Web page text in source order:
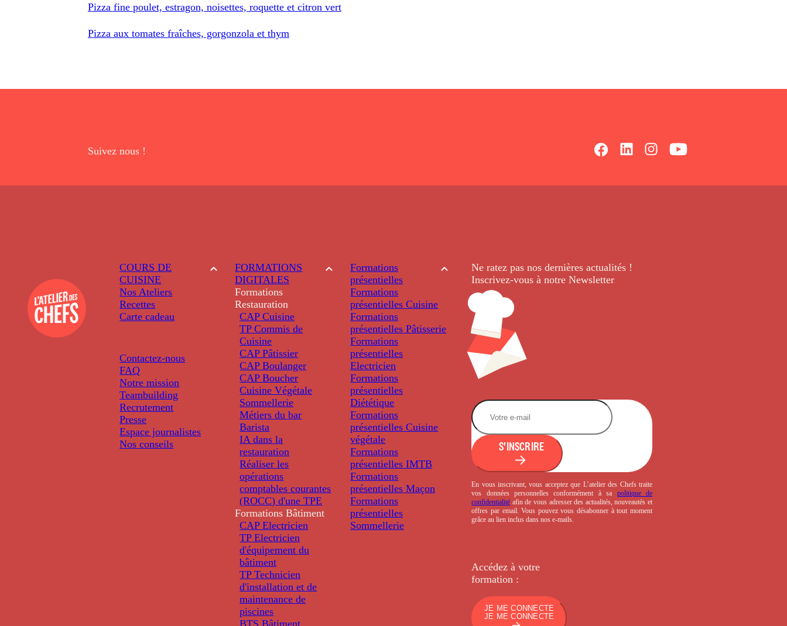
Pizza fine poulet, estragon, noisettes, roquette et citron vert
Pizza aux tomates fraîches, gorgonzola et thym
Suivez nous !
COURS DE
CUISINE
Nos Ateliers
Recettes
Carte cadeau
Contactez-nous
FAQ
Notre mission
Teambuilding
Recrutement
Presse
Espace journalistes
Nos conseils
FORMATIONS
DIGITALES
Formations
Restauration
CAP Cuisine
TP Commis de
Cuisine
CAP Pâtissier
CAP Boulanger
CAP Boucher
Cuisine Végétale
Sommellerie
Métiers du bar
Barista
IA dans la
restauration
Réaliser les
opérations
comptables courantes
(ROCC) d'une TPE
Formations Bâtiment
CAP Electricien
TP Electricien
d'équipement du
bâtiment
TP Technicien
d'installation et de
maintenance de
piscines
BTS Bâtiment
Formations
présentielles
Formations
présentielles Cuisine
Formations
présentielles Pâtisserie
Formations
présentielles
Electricien
Formations
présentielles
Diététique
Formations
présentielles Cuisine
végétale
Formations
présentielles IMTB
Formations
présentielles Maçon
Formations
présentielles
Sommellerie
Ne ratez pas nos dernièresactualités !
Inscrivez-vous à notre Newsletter.
S'INSCRIRE
En vous inscrivant, vous acceptez que L’atelier des Chefs traite
vos données personnelles conformément à sa politique de
confidentialité afin de vous adresser des actualités, nouveautés et
offres par email. Vous pouvez vous désabonner à tout moment
grâce au lien inclus dans nos e-mails.
Accédez à votre
formation :
JE ME CONNECTE
JE ME CONNECTE